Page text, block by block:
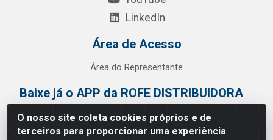
O nosso site coleta cookies próprios e de
terceiros para proporcionar uma experiência
LinkedIn
Área de Acesso
Área do Representante
Baixe já o APP da ROFE DISTRIBUIDORA